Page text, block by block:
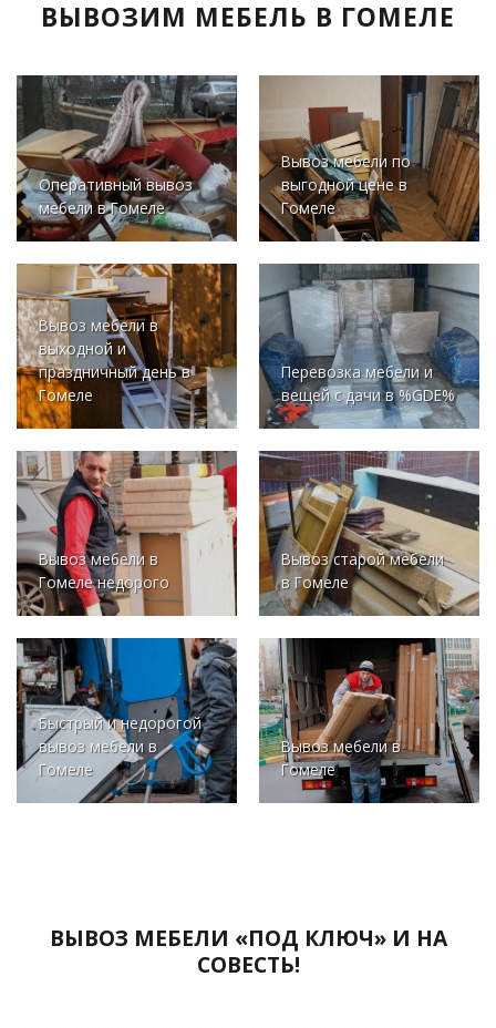
ВЫВОЗИМ МЕБЕЛЬ В ГОМЕЛЕ
Оперативный вывоз
мебели в Гомеле
Вывоз мебели по
выгодной цене в
Гомеле
Вывоз мебели в
выходной и
праздничный день в
Гомеле
Перевозка мебели и
вещей с дачи в %GDE%
Вывоз мебели в
Гомеле недорого
Вывоз старой мебели
в Гомеле
Быстрый и недорогой
вывоз мебели в
Гомеле
Вывоз мебели в
Гомеле
ВЫВОЗ МЕБЕЛИ «ПОД КЛЮЧ» И НА
СОВЕСТЬ!